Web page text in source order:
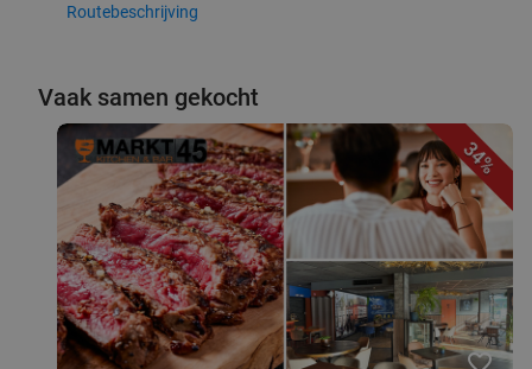
Routebeschrijving
Vaak samen gekocht
34%
favorite_border